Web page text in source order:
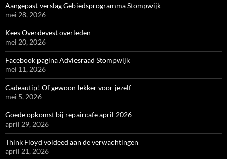
Aangepast verslag Gebiedsprogramma Stompwijk
mei 28, 2026
Kees Overdevest overleden
mei 20, 2026
Facebook pagina Adviesraad Stompwijk
mei 11, 2026
Cadeautip! Of gewoon lekker voor jezelf
mei 5, 2026
Goede opkomst bij repaircafe april 2026
april 29, 2026
Think Floyd voldeed aan de verwachtingen
april 21, 2026